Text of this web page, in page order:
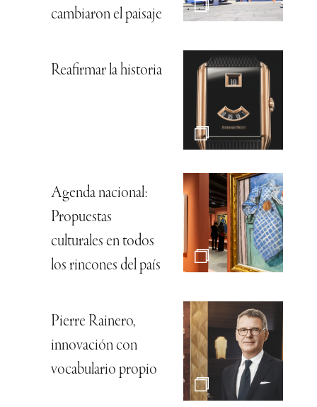
cambiaron el paisaje
Reafirmar la historia
Agenda nacional:
Propuestas
culturales en todos
los rincones del país
Pierre Rainero,
innovación con
vocabulario propio